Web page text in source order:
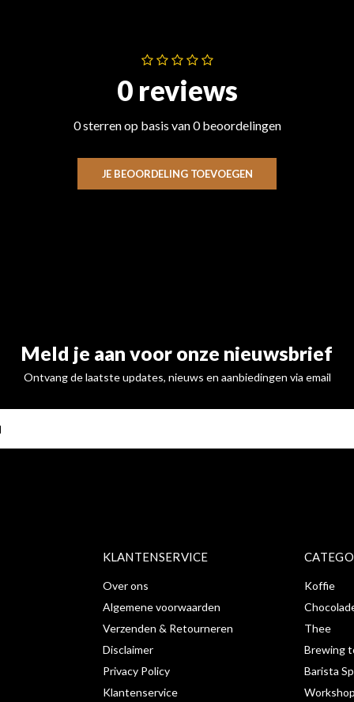
0 reviews
0 sterren op basis van 0 beoordelingen
JE BEOORDELING TOEVOEGEN
Meld je aan voor onze nieuwsbrief
Ontvang de laatste updates, nieuws en aanbiedingen via email
KLANTENSERVICE
Over ons
Algemene voorwaarden
Verzenden & Retourneren
Disclaimer
Privacy Policy
Klantenservice
Koffie
Thee
Brewing
Barista